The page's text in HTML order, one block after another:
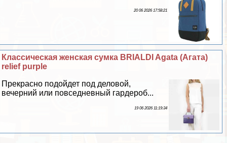
20 06 2026 17:58:21
Классическая женская сумка BRIALDI Agata (Агата)
relief purple
Прекрасно подойдет под деловой,
вечерний или повседневный гардероб...
19 06 2026 11:19:34